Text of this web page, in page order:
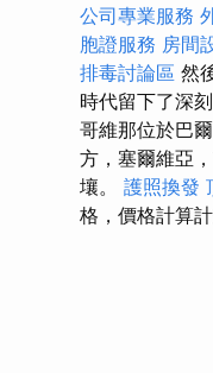
公司專業服務
胞證服務 房間
排毒討論區 然
時代留下了深
哥維那位於巴
方，塞爾維亞
壤。 護照換發
格，價格計算